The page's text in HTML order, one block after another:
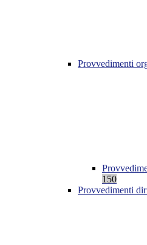
Provvedimenti
150
Provvedimenti